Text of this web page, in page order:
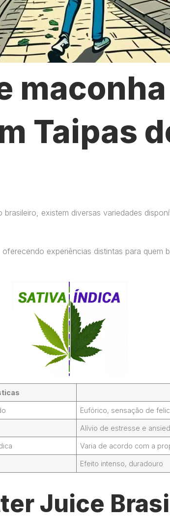
Taipas
existem diversas variedades
experiências distintas para quem
Eufórico, sensação de
Alívio de estresse e
Varia de acordo com a
Efeito intenso, duradouro
Juice